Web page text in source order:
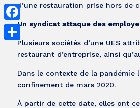
d’une restauration prise hors de
Un syndicat attaque des
Plusieurs sociétés d’une UES
restaurant d’entreprise, ainsi
Dans le contexte de la pandémie
confinement de mars 2020.
À partir de cette date, elles ont
X
Facebook